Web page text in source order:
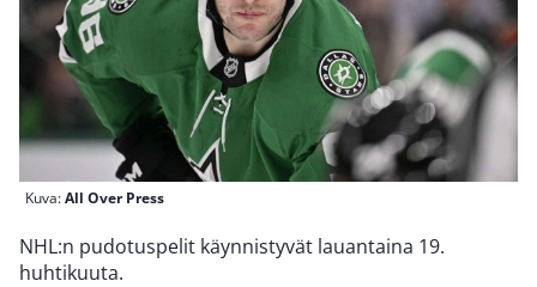
Kuva:All Over Press
NHL:n pudotuspelit käynnistyvät lauantaina 19.
huhtikuuta.